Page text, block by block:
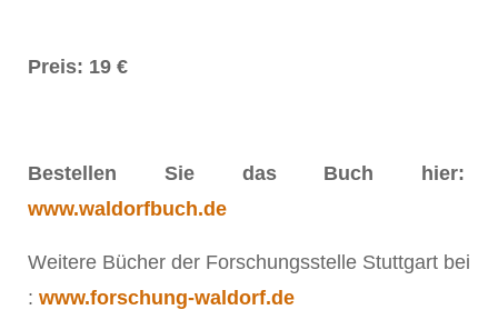
Preis: 19 €
Bestellen Sie das Buch hier:
www.waldorfbuch.de
Weitere Bücher der Forschungsstelle Stuttgart bei
: www.forschung-waldorf.de